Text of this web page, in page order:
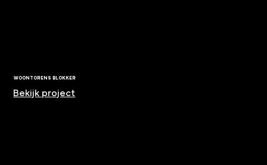
WOONTORENS BLOKKER
Bekijk project